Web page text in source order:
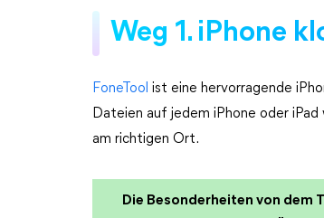
Weg 1. iPhone
FoneTool ist eine hervorragende
Dateien auf jedem iPhone oder
am richtigen Ort.
Die Besonderheiten von dem